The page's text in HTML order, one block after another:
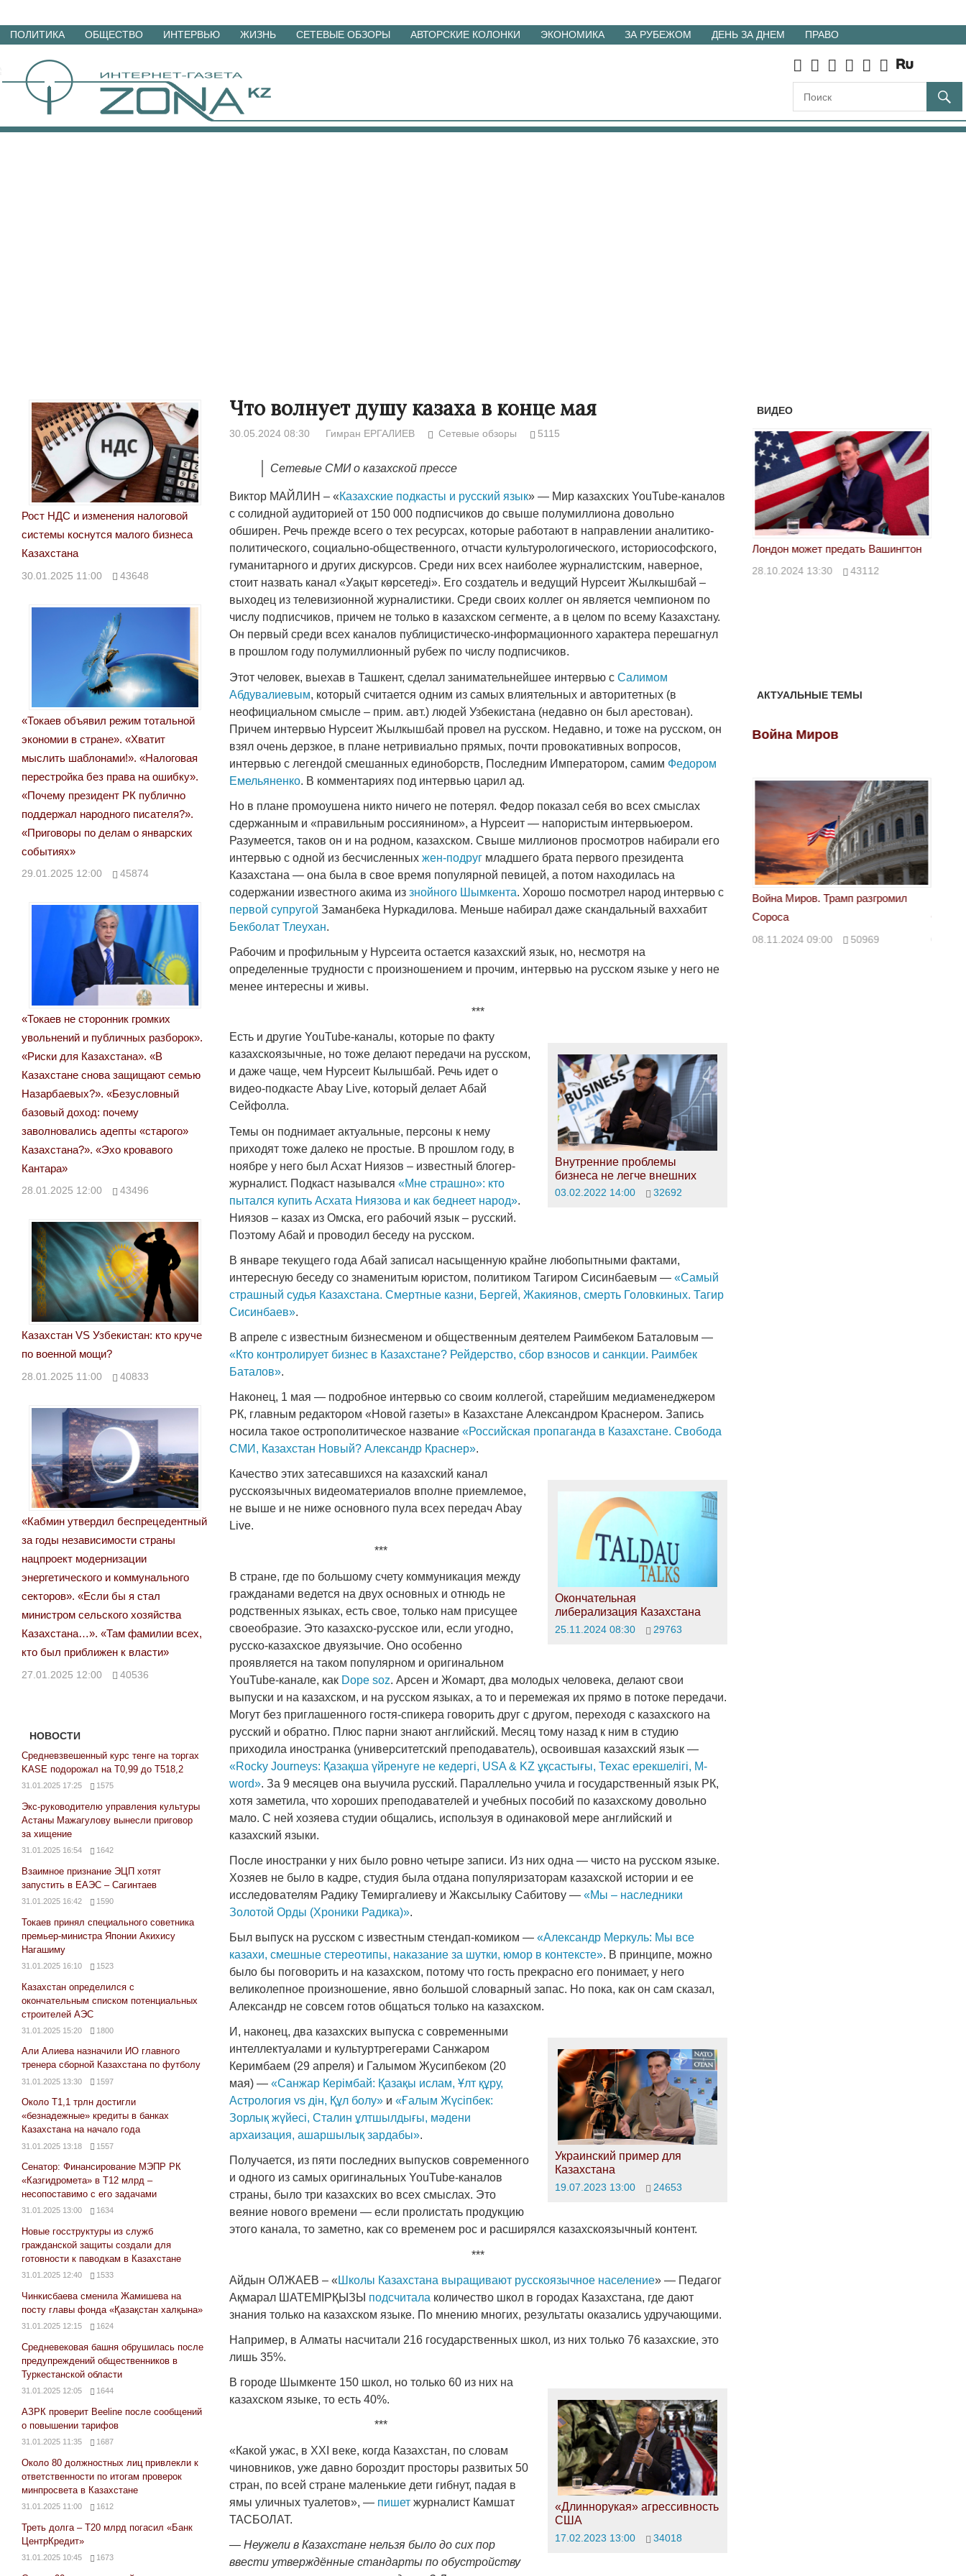
Перейти
материалам
ПОЛИТИКА ОБЩЕСТВО ИНТЕРВЬЮ ЖИЗНЬ СЕТЕВЫЕ ОБЗОРЫ АВТОРСКИЕ КОЛОНКИ ЭКОНОМИКА ЗА РУБЕЖОМ ДЕНЬ ЗА ДНЕМ ПРАВО
Что волнует душу казаха в конце мая
30.05.2024 08:30 Гимран ЕРГАЛИЕВ Сетевые обзоры 5115
Сетевые СМИ о казахской прессе
Виктор МАЙЛИН – «Казахские подкасты и русский язык» — Мир казахских YouTube-каналов
с солидной аудиторией от 150 000 подписчиков до свыше полумиллиона довольно
обширен. Речь прежде всего о тех ресурсах, которые работают в направлении аналитико-
политического, социально-общественного, отчасти культурологического, историософского,
гуманитарного и других дискурсов. Среди них всех наиболее журналистским, наверное,
стоит назвать канал «Уақыт көрсетеді». Его создатель и ведущий Нурсеит Жылкышбай –
выходец из телевизионной журналистики. Среди своих коллег он является чемпионом по
числу подписчиков, причем не только в казахском сегменте, а в целом по всему Казахстану.
Он первый среди всех каналов публицистическо-информационного характера перешагнул
в прошлом году полумиллионный рубеж по числу подписчиков.
Этот человек, выехав в Ташкент, сделал занимательнейшее интервью сСалимом
Абдувалиевым, который считается одним из самых влиятельных и авторитетных (в
неофициальном смысле – прим. авт.) людей Узбекистана (недавно он был арестован).
Причем интервью Нурсеит Жылкышбай провел на русском. Недавно, и тоже на русском, он
взял очень дерзкое, в плане нетривиально прямых, почти провокативных вопросов,
интервью с легендой смешанных единоборств, Последним Императором, самим Федором
Емельяненко. В комментариях под интервью царил ад.
Но в плане промоушена никто ничего не потерял. Федор показал себя во всех смыслах
сдержанным и «правильным россиянином», а Нурсеит — напористым интервьюером.
Разумеется, таков он и на родном, казахском. Свыше миллионов просмотров набирали его
интервью с одной из бесчисленныхжен-подруг младшего брата первого президента
Казахстана — она была в свое время популярной певицей, а потом находилась на
содержании известного акима иззнойного Шымкента. Хорошо посмотрел народ интервью с
первой супругой Заманбека Нуркадилова. Меньше набирал даже скандальный ваххабит
Бекболат Тлеухан.
Рабочим и профильным у Нурсеита остается казахский язык, но, несмотря на
определенные трудности с произношением и прочим, интервью на русском языке у него не
менее интересны и живы.
***
Внутренние проблемы
бизнеса не легче внешних
03.02.2022 14:00 32692
Есть и другие YouTube-каналы, которые по факту
казахскоязычные, но тоже делают передачи на русском,
и даже чаще, чем Нурсеит Кылышбай. Речь идет о
видео-подкасте Abay Live, который делает Абай
Сейфолла.
Темы он поднимает актуальные, персоны к нему
приходят тоже далеко не простые. В прошлом году, в
ноябре у него был Асхат Ниязов – известный блогер-
журналист. Подкаст назывался«Мне страшно»: кто
пытался купить Асхата Ниязова и как беднеет народ».
Ниязов – казах из Омска, его рабочий язык – русский.
Поэтому Абай и проводил беседу на русском.
В январе текущего года Абай записал насыщенную крайне любопытными фактами,
интересную беседу со знаменитым юристом, политиком Тагиром Сисинбаевым —«Самый
страшный судья Казахстана. Смертные казни, Бергей, Жакиянов, смерть Головкиных. Тагир
Сисинбаев».
В апреле с известным бизнесменом и общественным деятелем Раимбеком Баталовым —
«Кто контролирует бизнес в Казахстане? Рейдерство, сбор взносов и санкции. Раимбек
Баталов».
Наконец, 1 мая — подробное интервью со своим коллегой, старейшим медиаменеджером
РК, главным редактором «Новой газеты» в Казахстане Александром Краснером. Запись
носила такое острополитическое название«Российская пропаганда в Казахстане. Свобода
СМИ, Казахстан Новый? Александр Краснер».
Окончательная
либерализация Казахстана
25.11.2024 08:30 29763
Качество этих затесавшихся на казахский канал
русскоязычных видеоматериалов вполне приемлемое,
не выше и не ниже основного пула всех передач Abay
Live.
***
В стране, где по большому счету коммуникация между
гражданами ведется на двух основных и отнюдь не
родственных языках, есть свое, только нам присущее
своеобразие. Это казахско-русское или, если угодно,
русско-казахское двуязычие. Оно особенно
проявляется на таком популярном и оригинальном
YouTube-канале, как Dope soz. Арсен и Жомарт, два молодых человека, делают свои
выпуски и на казахском, и на русском языках, а то и перемежая их прямо в потоке передачи.
Могут без приглашенного гостя-спикера говорить друг с другом, переходя с казахского на
русский и обратно. Плюс парни знают английский. Месяц тому назад к ним в студию
приходила иностранка (университетский преподаватель), освоившая казахский язык —
«Rocky Journeys: Қазақша үйренуге не кедергі, USA & KZ ұқсастығы, Техас ерекшелігі, M-
word». За 9 месяцев она выучила русский. Параллельно учила и государственный язык РК,
хотя заметила, что хороших преподавателей и учебных пособий по казахскому довольно
мало. С ней хозяева студии общались, используя в одинаковой мере английский и
казахский языки.
После иностранки у них было ровно четыре записи. Из них одна — чисто на русском языке.
Хозяев не было в кадре, студия была отдана популяризаторам казахской истории и ее
исследователям Радику Темиргалиеву и Жаксылыку Сабитову —«Мы – наследники
Золотой Орды (Хроники Радика)».
Был выпуск на русском с известным стендап-комиком —«Александр Меркуль: Мы все
казахи, смешные стереотипы, наказание за шутки, юмор в контексте». В принципе, можно
было бы поговорить и на казахском, потому что гость прекрасно его понимает, у него
великолепное произношение, явно большой словарный запас. Но пока, как он сам сказал,
Александр не совсем готов общаться только на казахском.
Украинский пример для
Казахстана
19.07.2023 13:00 24653
И, наконец, два казахских выпуска с современными
интеллектуалами и культуртрегерами Санжаром
Керимбаем (29 апреля) и Галымом Жусипбеком (20
мая) —«Санжар Керімбай: Қазақы ислам, Ұлт құру,
Астрология vs дін, Құл болу» и«Ғалым Жүсіпбек:
Зорлық жүйесі, Сталин ұлтшылдығы, мәдени
архаизация, ашаршылық зардабы».
Получается, из пяти последних выпусков современного
и одного из самых оригинальных YouTube-каналов
страны, было три казахских во всех смыслах. Это
веяние нового времени — если пролистать продукцию
этого канала, то заметно, как со временем рос и расширялся казахскоязычный контент.
***
Айдын ОЛЖАЕВ – « Школы Казахстана выращивают русскоязычное население» — Педагог
Ақмарал ШАТЕМІРҚЫЗЫ подсчитала количество школ в городах Казахстана, где дают
знания только на казахском языке. По мнению многих, результаты оказались удручающими.
Например, в Алматы насчитали 216 государственных школ, из них только 76 казахские, это
лишь 35%.
«Длиннорукая» агрессивность
США
17.02.2023 13:00 34018
В городе Шымкенте 150 школ, но только 60 из них на
казахском языке, то есть 40%.
***
«Какой ужас, в XXI веке, когда Казахстан, по словам
чиновников, уже давно бороздит просторы развитых 50
стран, по всей стране маленькие дети гибнут, падая в
ямы уличных туалетов», — пишет журналист Камшат
ТАСБОЛАТ.
— Неужели в Казахстане нельзя было до сих пор
ввести утверждённые стандарты по обустройству
Рост НДС и изменения налоговой
системы коснутся малого бизнеса
Казахстана
30.01.2025 11:00 43648
«Токаев объявил режим тотальной
экономии в стране». «Хватит
мыслить шаблонами!». «Налоговая
перестройка без права на ошибку».
«Почему президент РК публично
поддержал народного писателя?».
«Приговоры по делам о январских
событиях»
29.01.2025 12:00 45874
«Токаев не сторонник громких
увольнений и публичных разборок».
«Риски для Казахстана». «В
Казахстане снова защищают семью
Назарбаевых?». «Безусловный
базовый доход: почему
заволновались адепты «старого»
Казахстана?». «Эхо кровавого
Кантара»
28.01.2025 12:00 43496
Казахстан VS Узбекистан: кто круче
по военной мощи?
28.01.2025 11:00 40833
«Кабмин утвердил беспрецедентный
за годы независимости страны
нацпроект модернизации
энергетического и коммунального
секторов». «Если бы я стал
министром сельского хозяйства
Казахстана…». «Там фамилии всех,
кто был приближен к власти»
27.01.2025 12:00 40536
НОВОСТИ
Средневзвешенный курс тенге на торгах
KASE подорожал на Т0,99 до Т518,2
31.01.2025 17:25 1575
Экс-руководителю управления культуры
Астаны Мажагулову вынесли приговор
за хищение
31.01.2025 16:54 1642
Взаимное признание ЭЦП хотят
запустить в ЕАЭС – Сагинтаев
31.01.2025 16:42 1590
Токаев принял специального советника
премьер-министра Японии Акихису
Нагашиму
31.01.2025 16:10 1523
Казахстан определился с
окончательным списком потенциальных
строителей АЭС
31.01.2025 15:20 1800
Али Алиева назначили ИО главного
тренера сборной Казахстана по футболу
31.01.2025 13:30 1597
Около Т1,1 трлн достигли
«безнадежные» кредиты в банках
Казахстана на начало года
31.01.2025 13:18 1557
Сенатор: Финансирование МЭПР РК
«Казгидромета» в Т12 млрд –
несопоставимо с его задачами
31.01.2025 13:00 1634
Новые госструктуры из служб
гражданской защиты создали для
готовности к паводкам в Казахстане
31.01.2025 12:40 1533
Чинкисбаева сменила Жамишева на
посту главы фонда «Қазақстан халқына»
31.01.2025 12:15 1624
Средневековая башня обрушилась после
предупреждений общественников в
Туркестанской области
31.01.2025 12:05 1644
АЗРК проверит Beeline после сообщений
о повышении тарифов
31.01.2025 11:35 1687
Около 80 должностных лиц привлекли к
ответственности по итогам проверок
минпросвета в Казахстане
31.01.2025 11:00 1612
Треть долга – Т20 млрд погасил «Банк
ЦентрКредит»
31.01.2025 10:45 1673
ВИДЕО
Народ выбрал свет
17.10.2024 17:00 29972
Странная забастовка в Жанаозене.
Дарига не ждёт конфискации.
Авиакомпании сравнили с
мошенниками
«Новый Казахстан не говорит всей
правды»
29.10.2024 09:00 39623
Лондон может предать Вашингтон
28.10.2024 13:30 43112
АКТУАЛЬНЫЕ ТЕМЫ
Война Миров
Война Миров. Трамп разгромил
Сороса
Война Миров
Война Миров. Трамп разгромил
Сороса
08.11.2024 09:00 50969